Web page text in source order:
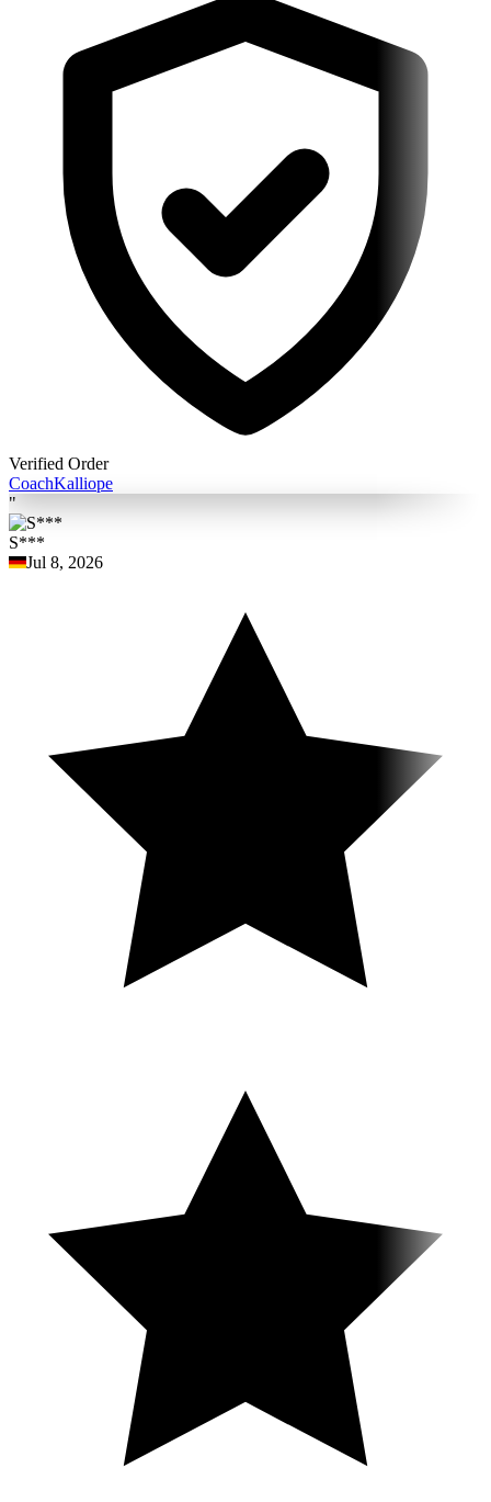
Verified Order
CoachKalliope
"
S***
Jul 8, 2026